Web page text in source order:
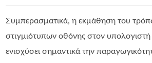
Συμπερασματικά, η εκμάθηση του
στιγμιότυπων οθόνης στον
ενισχύσει σημαντικά την